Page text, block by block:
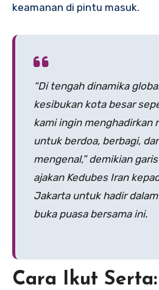
keamanan di pintu masuk.
“Di tengah dinamika
kesibukan kota besar
kami ingin menghadirkan
untuk berdoa, berbagi,
mengenal,” demikian
ajakan Kedubes Iran
Jakarta untuk hadir
buka puasa bersama ini.
Cara Ikut Serta: